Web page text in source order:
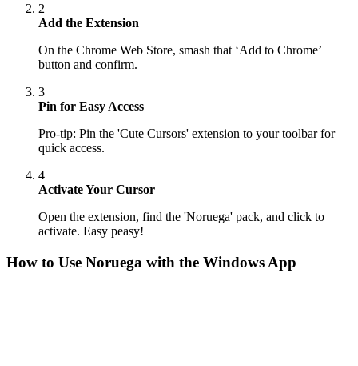
2
Add the Extension
On the Chrome Web Store, smash that ‘Add to Chrome’
button and confirm.
3
Pin for Easy Access
Pro-tip: Pin the 'Cute Cursors' extension to your toolbar for
quick access.
4
Activate Your Cursor
Open the extension, find the 'Noruega' pack, and click to
activate. Easy peasy!
How to Use Noruega with the Windows App